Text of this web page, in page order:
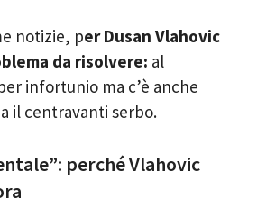
notizie, per Dusan Vlahovic
da risolvere: al
infortunio ma c’è anche
il centravanti serbo.
perché Vlahovic